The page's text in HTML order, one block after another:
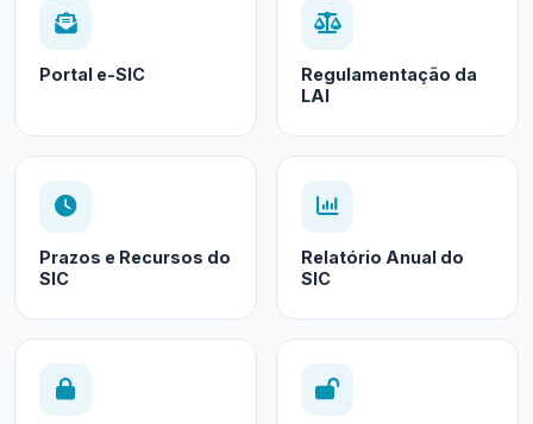
Portal e-SIC
Regulamentação da
LAI
Prazos e Recursos do
SIC
Relatório Anual do
SIC